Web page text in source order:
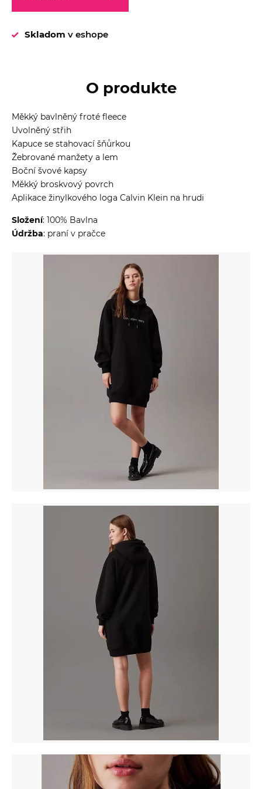
Skladom v eshope
O produkte
Měkký bavlněný froté fleece
Uvolněný střih
Kapuce se stahovací šňůrkou
Žebrované manžety a lem
Boční švové kapsy
Měkký broskvový povrch
Aplikace žinylkového loga Calvin Klein na hrudi
Složení: 100% Bavlna
Údržba: praní v pračce